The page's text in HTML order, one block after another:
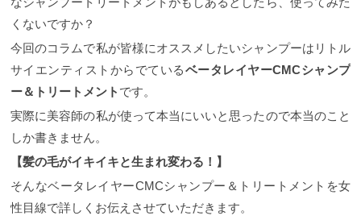
くないですか？
今回のコラムで私が皆様にオススメしたいシャンプーはリトル
サイエンティストからでているベータレイヤーCMCシャンプ
ー＆トリートメント です。
実際に美容師の私が使って本当にいいと思ったので本当のこと
しか書きません。
【髪の毛がイキイキと生まれ変わる！】
そんなベータレイヤーCMCシャンプー＆トリートメントを女
性目線で詳しくお伝えさせていただきます。